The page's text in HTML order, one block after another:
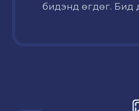
бидэнд өгдөг. Бид